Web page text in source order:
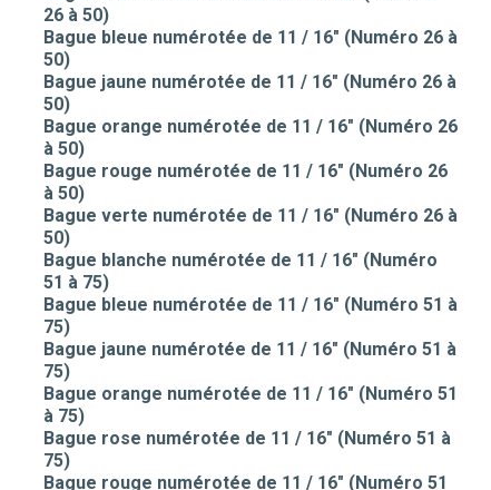
26 à 50)
Bague bleue numérotée de 11 / 16" (Numéro 26 à
50)
Bague jaune numérotée de 11 / 16" (Numéro 26 à
50)
Bague orange numérotée de 11 / 16" (Numéro 26
à 50)
Bague rouge numérotée de 11 / 16" (Numéro 26
à 50)
Bague verte numérotée de 11 / 16" (Numéro 26 à
50)
Bague blanche numérotée de 11 / 16" (Numéro
51 à 75)
Bague bleue numérotée de 11 / 16" (Numéro 51 à
75)
Bague jaune numérotée de 11 / 16" (Numéro 51 à
75)
Bague orange numérotée de 11 / 16" (Numéro 51
à 75)
Bague rose numérotée de 11 / 16" (Numéro 51 à
75)
Bague rouge numérotée de 11 / 16" (Numéro 51